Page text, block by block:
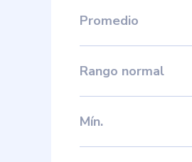
Promedio
Rango normal
Mín.